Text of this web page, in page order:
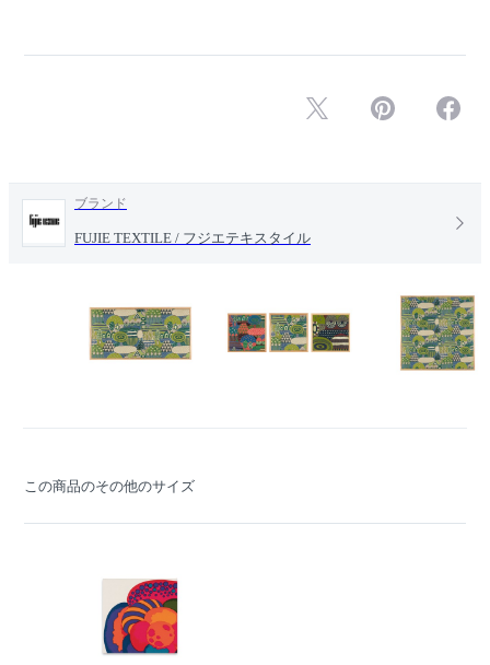
ブランド
FUJIE TEXTILE / フジエテキスタイル
この商品のその他のサイズ